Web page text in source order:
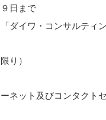
日まで
ダイワ・コンサルティ
り）
ネット及びコンタクト